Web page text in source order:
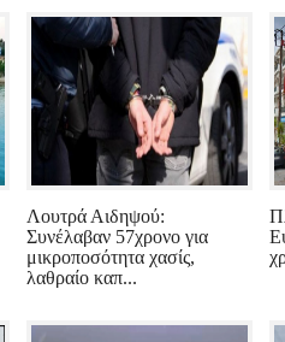
Λουτρά Αιδηψού:
Συνέλαβαν 57χρονο για
μικροποσότητα χασίς,
λαθραίο καπ...